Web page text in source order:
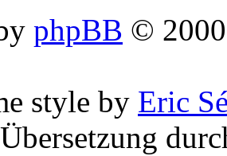
phpBB ©
style by Eric